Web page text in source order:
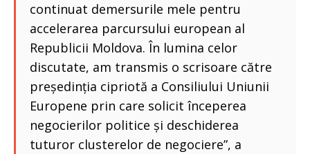
continuat demersurile mele pentru
accelerarea parcursului european al
Republicii Moldova. În lumina celor
discutate, am transmis o scrisoare către
președinția cipriotă a Consiliului Uniunii
Europene prin care solicit începerea
negocierilor politice și deschiderea
tuturor clusterelor de negociere”, a